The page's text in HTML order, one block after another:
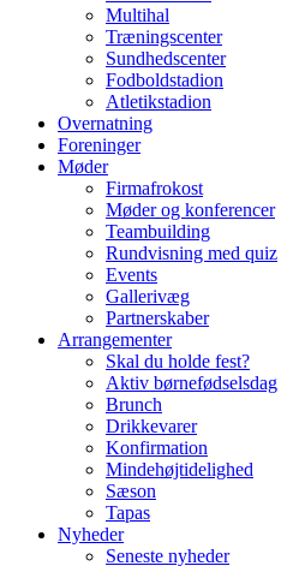
Multihal
Træningscenter
Sundhedscenter
Fodboldstadion
Atletikstadion
Overnatning
Foreninger
Møder
Firmafrokost
Møder og konferencer
Teambuilding
Rundvisning med quiz
Events
Gallerivæg
Partnerskaber
Arrangementer
Skal du holde fest?
Aktiv børnefødselsdag
Brunch
Drikkevarer
Konfirmation
Mindehøjtidelighed
Sæson
Tapas
Nyheder
Seneste nyheder